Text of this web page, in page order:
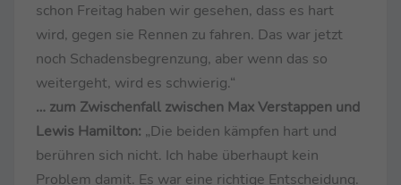
schon Freitag haben wir gesehen, dass es hart
wird, gegen sie Rennen zu fahren. Das war jetzt
noch Schadensbegrenzung, aber wenn das so
weitergeht, wird es schwierig.“
… zum Zwischenfall zwischen Max Verstappen und
Lewis Hamilton: „Die beiden kämpfen hart und
berühren sich nicht. Ich habe überhaupt kein
Problem damit. Es war eine richtige Entscheidung.